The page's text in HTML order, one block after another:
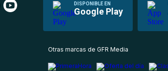
DISPONIBLE EN
Google Play
Otras marcas de GFR Media